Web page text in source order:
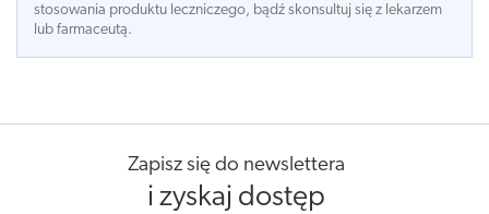
stosowania produktu leczniczego, bądź skonsultuj się z lekarzem
lub farmaceutą.
Zapisz się do newslettera
i zyskaj dostęp